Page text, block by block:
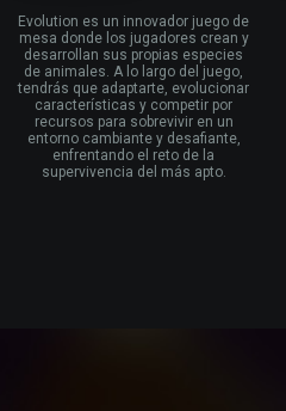
Evolution es un innovador juego de
mesa donde los jugadores crean y
desarrollan sus propias especies
de animales. A lo largo del juego,
tendrás que adaptarte, evolucionar
características y competir por
recursos para sobrevivir en un
entorno cambiante y desafiante,
enfrentando el reto de la
supervivencia del más apto.